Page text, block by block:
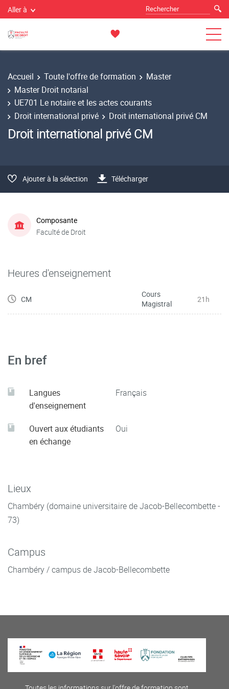
Aller à
Accueil Toute l'offre de formation
Master
Master Droit notarial
UE701 Le notaire et les actes courants
Droit international privé
Droit international privé CM
Droit international privé CM
Ajouter à la sélection Télécharger
Composante
Faculté de Droit
Heures d'enseignement
CM
Cours
Magistral
21h
En bref
Langues
d'enseignement
Français
Ouvert aux étudiants
en échange
Oui
Lieux
Chambéry (domaine universitaire de Jacob-Bellecombette -
73)
Campus
Chambéry / campus de Jacob-Bellecombette